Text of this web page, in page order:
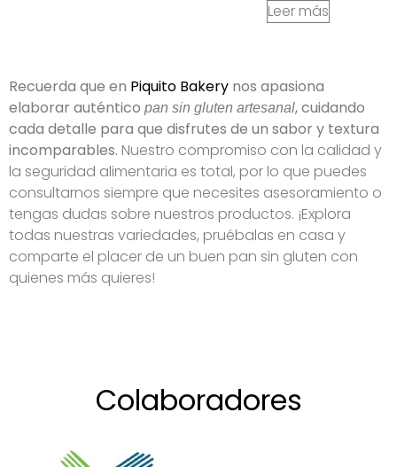
Leer más
Recuerda que en Piquito Bakery nos apasiona
elaborar auténtico pan sin gluten artesanal, cuidando
cada detalle para que disfrutes de un sabor y textura
incomparables. Nuestro compromiso con la calidad y
la seguridad alimentaria es total, por lo que puedes
consultarnos siempre que necesites asesoramiento o
tengas dudas sobre nuestros productos. ¡Explora
todas nuestras variedades, pruébalas en casa y
comparte el placer de un buen pan sin gluten con
quienes más quieres!
Colaboradores